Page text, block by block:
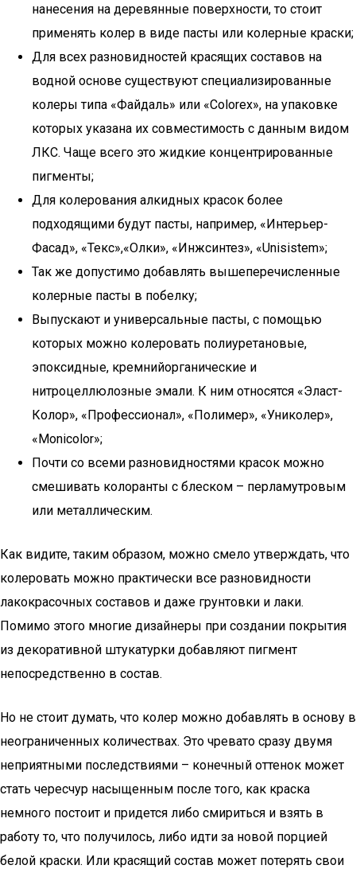
нанесения на деревянные поверхности, то стоит
применять колер в виде пасты или колерные краски;
Для всех разновидностей красящих составов на
водной основе существуют специализированные
колеры типа «Файдаль» или «Colorex», на упаковке
которых указана их совместимость с данным видом
ЛКС. Чаще всего это жидкие концентрированные
пигменты;
Для колерования алкидных красок более
подходящими будут пасты, например, «Интерьер-
Фасад», «Текс»,«Олки», «Инжсинтез», «Unisistem»;
Так же допустимо добавлять вышеперечисленные
колерные пасты в побелку;
Выпускают и универсальные пасты, с помощью
которых можно колеровать полиуретановые,
эпоксидные, кремнийорганические и
нитроцеллюлозные эмали. К ним относятся «Эласт-
Колор», «Профессионал», «Полимер», «Униколер»,
«Мonicolor»;
Почти со всеми разновидностями красок можно
смешивать колоранты с блеском – перламутровым
или металлическим.
Как видите, таким образом, можно смело утверждать, что
колеровать можно практически все разновидности
лакокрасочных составов и даже грунтовки и лаки.
Помимо этого многие дизайнеры при создании покрытия
из декоративной штукатурки добавляют пигмент
непосредственно в состав.
Но не стоит думать, что колер можно добавлять в основу в
неограниченных количествах. Это чревато сразу двумя
неприятными последствиями – конечный оттенок может
стать чересчур насыщенным после того, как краска
немного постоит и придется либо смириться и взять в
работу то, что получилось, либо идти за новой порцией
белой краски. Или красящий состав может потерять свои